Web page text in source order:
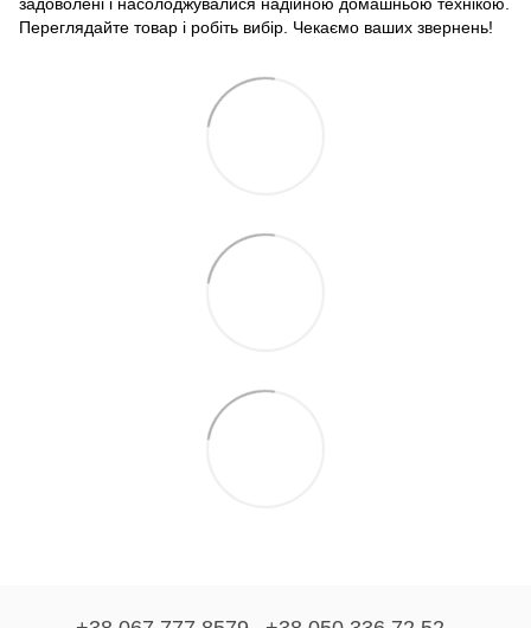
задоволені і насолоджувалися надійною домашньою технікою.
Переглядайте товар і робіть вибір. Чекаємо ваших звернень!